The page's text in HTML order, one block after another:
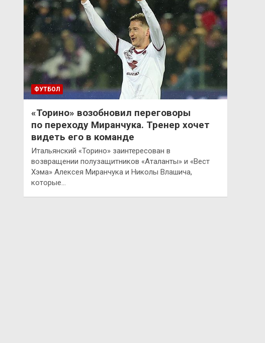
ФУТБОЛ
«Торино» возобновил переговоры
по переходу Миранчука. Тренер хочет
видеть его в команде
Итальянский «Торино» заинтересован в
возвращении полузащитников «Аталанты» и «Вест
Хэма» Алексея Миранчука и Николы Влашича,
которые…